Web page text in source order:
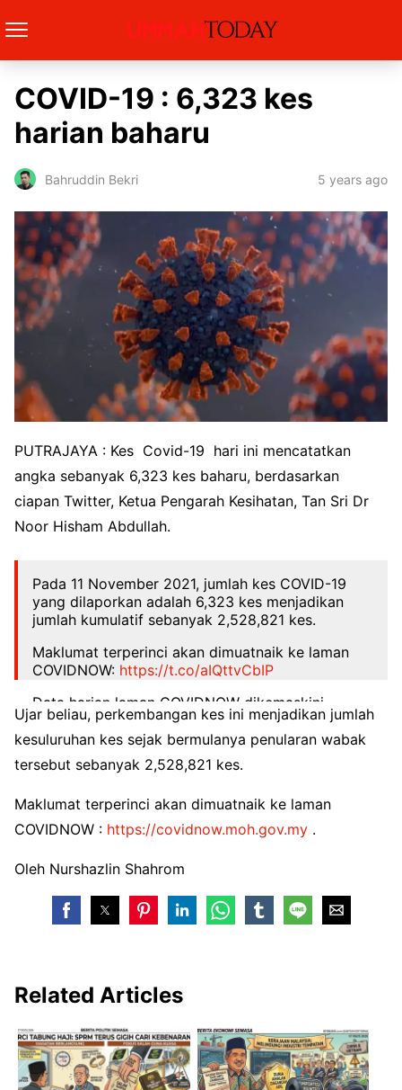
COVID-19 : 6,323 kes
harian baharu
Bahruddin Bekri 5 years ago
PUTRAJAYA : Kes Covid-19 hari ini mencatatkan
angka sebanyak 6,323 kes baharu, berdasarkan
ciapan Twitter, Ketua Pengarah Kesihatan, Tan Sri Dr
Noor Hisham Abdullah.
Pada 11 November 2021, jumlah kes COVID-19
yang dilaporkan adalah 6,323 kes menjadikan
jumlah kumulatif sebanyak 2,528,821 kes.
Maklumat terperinci akan dimuatnaik ke laman
COVIDNOW: https://t.co/aIQttvCbIP
Data harian laman COVIDNOW dikemaskini
sekaligus selepas tengah malam.
— Noor Hisham Abdullah (@DGHisham)
November 11, 2021
Ujar beliau, perkembangan kes ini menjadikan jumlah
kesuluruhan kes sejak bermulanya penularan wabak
tersebut sebanyak 2,528,821 kes.
Maklumat terperinci akan dimuatnaik ke laman
COVIDNOW : https://covidnow.moh.gov.my .
Oleh Nurshazlin Shahrom
Related Articles